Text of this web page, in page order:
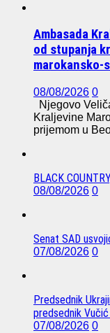
Ambasada
od stupanja
marokansko-
08/08/2026 0
Njegovo
Kraljevine
prijemom u
BLACK
08/08/2026 0
Senat SAD
07/08/2026 0
Predsednik
predsednik
07/08/2026 0